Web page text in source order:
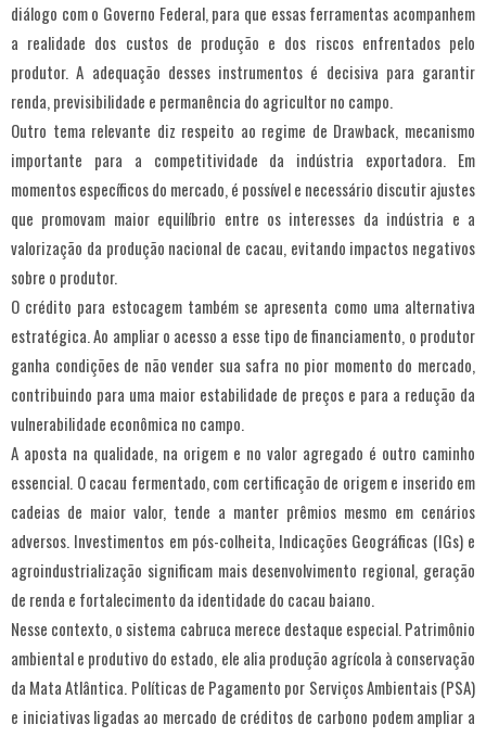
diálogo com o Governo Federal, para que essas ferramentas acompanhem
a realidade dos custos de produção e dos riscos enfrentados pelo
produtor. A adequação desses instrumentos é decisiva para garantir
renda, previsibilidade e permanência do agricultor no campo.
Outro tema relevante diz respeito ao regime de Drawback, mecanismo
importante para a competitividade da indústria exportadora. Em
momentos específicos do mercado, é possível e necessário discutir ajustes
que promovam maior equilíbrio entre os interesses da indústria e a
valorização da produção nacional de cacau, evitando impactos negativos
sobre o produtor.
O crédito para estocagem também se apresenta como uma alternativa
estratégica. Ao ampliar o acesso a esse tipo de financiamento, o produtor
ganha condições de não vender sua safra no pior momento do mercado,
contribuindo para uma maior estabilidade de preços e para a redução da
vulnerabilidade econômica no campo.
A aposta na qualidade, na origem e no valor agregado é outro caminho
essencial. O cacau fermentado, com certificação de origem e inserido em
cadeias de maior valor, tende a manter prêmios mesmo em cenários
adversos. Investimentos em pós-colheita, Indicações Geográficas (IGs) e
agroindustrialização significam mais desenvolvimento regional, geração
de renda e fortalecimento da identidade do cacau baiano.
Nesse contexto, o sistema cabruca merece destaque especial. Patrimônio
ambiental e produtivo do estado, ele alia produção agrícola à conservação
da Mata Atlântica. Políticas de Pagamento por Serviços Ambientais (PSA)
e iniciativas ligadas ao mercado de créditos de carbono podem ampliar a